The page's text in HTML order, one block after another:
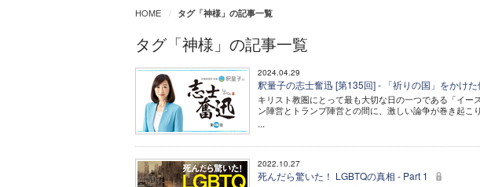
HOME タグ「神様」の記事一覧
タグ「神様」の記事一覧
2024.04.29
釈量子の志士奮迅 [第135回] - 「祈りの国」をかけ
キリスト教圏にとって最も大切な日の一つである「イ
ン陣営とトランプ陣営との間に、激しい論争が巻き起こり
...
2022.10.27
死んだら驚いた！ LGBTQの真相 - Part 1